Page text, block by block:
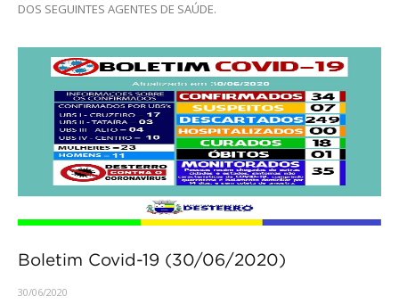
DOS SEGUINTES AGENTES DE SAÚDE.
Boletim Covid-19 (30/06/2020)
30/06/2020